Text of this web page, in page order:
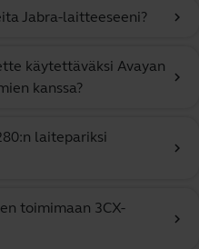
Jabra-laitteeseeni? chevron_right
käytettäväksi Avayan
kanssa?
chevron_right
laitepariksi
chevron_right
toimimaan 3CX-
chevron_right